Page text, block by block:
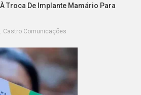
Troca De Implante Mamário Para
Castro Comunicações